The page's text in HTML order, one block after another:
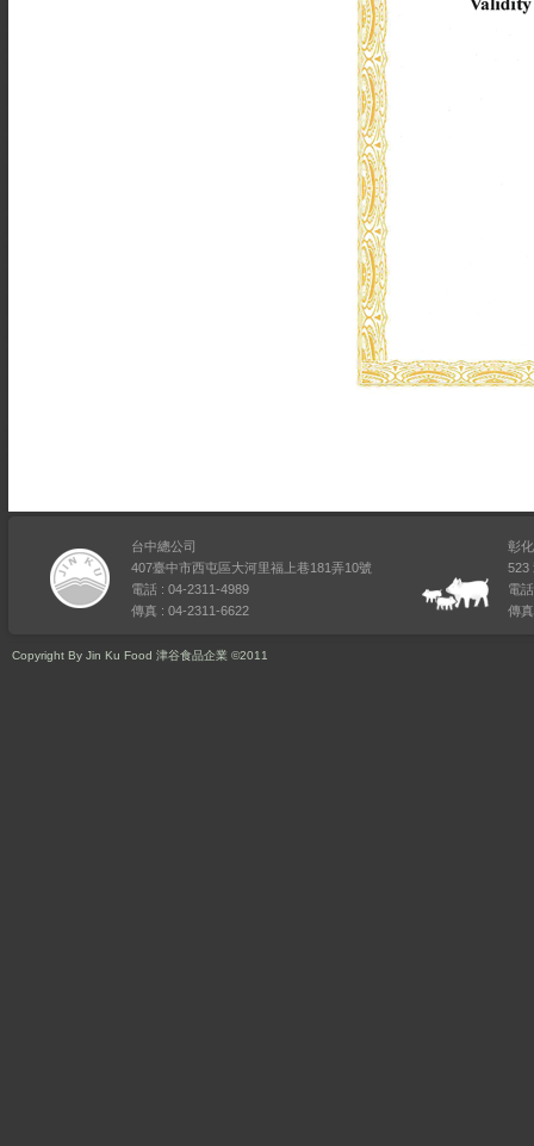
台中總公司
407臺中市西屯區大河里福上巷181弄10號
電話 : 04-2311-4989
傳真 : 04-2311-6622
彰
523
電
傳
Copyright By Jin Ku Food 津谷食品企業 ©2011